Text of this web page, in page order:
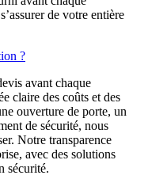
de votre entière
?
avant chaque
claire des coûts et des
ouverture de porte, un
de sécurité, nous
Notre transparence
avec des solutions
sécurité.